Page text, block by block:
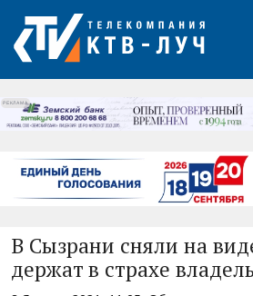
РЕКЛАМА
В Сызрани сняли на
держат в страхе